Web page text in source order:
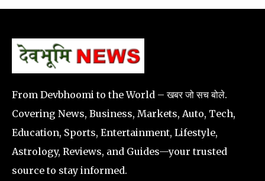
From Devbhoomi to the World – खबर जो सच बोले.
Covering News, Business, Markets, Auto, Tech,
Education, Sports, Entertainment, Lifestyle,
Astrology, Reviews, and Guides—your trusted
source to stay informed.